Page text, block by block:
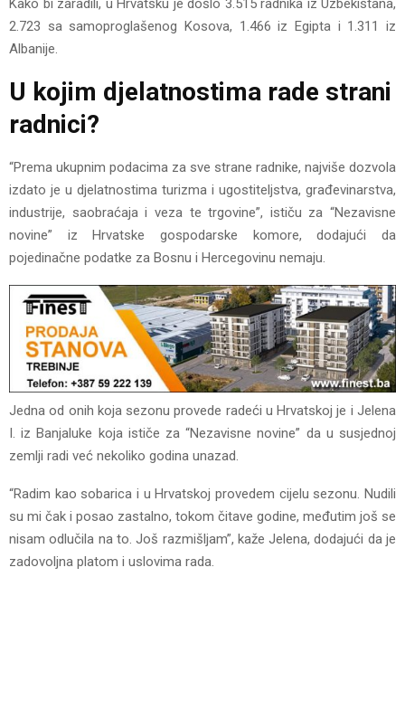
Kako bi zaradili, u Hrvatsku je došlo 3.515 radnika iz Uzbekistana,
2.723 sa samoproglašenog Kosova, 1.466 iz Egipta i 1.311 iz
Albanije.
U kojim djelatnostima rade strani
radnici?
“Prema ukupnim podacima za sve strane radnike, najviše dozvola
izdato je u djelatnostima turizma i ugostiteljstva, građevinarstva,
industrije, saobraćaja i veza te trgovine”, ističu za “Nezavisne
novine” iz Hrvatske gospodarske komore, dodajući da
pojedinačne podatke za Bosnu i Hercegovinu nemaju.
Jedna od onih koja sezonu provede radeći u Hrvatskoj je i Jelena
I. iz Banjaluke koja ističe za “Nezavisne novine” da u susjednoj
zemlji radi već nekoliko godina unazad.
“Radim kao sobarica i u Hrvatskoj provedem cijelu sezonu. Nudili
su mi čak i posao zastalno, tokom čitave godine, međutim još se
nisam odlučila na to. Još razmišljam”, kaže Jelena, dodajući da je
zadovoljna platom i uslovima rada.